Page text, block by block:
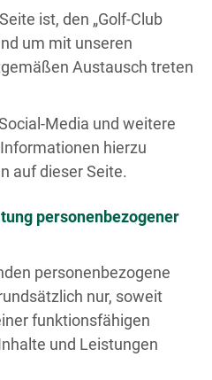
ist, den „Golf-Club
um mit unseren
Austausch treten
Media und weitere
hierzu
auf dieser Seite.
personenbezogener
personenbezogene
nur, soweit
funktionsfähigen
und Leistungen